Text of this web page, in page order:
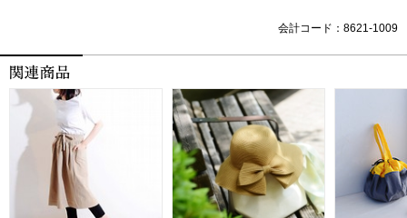
会計コード：8621-1009